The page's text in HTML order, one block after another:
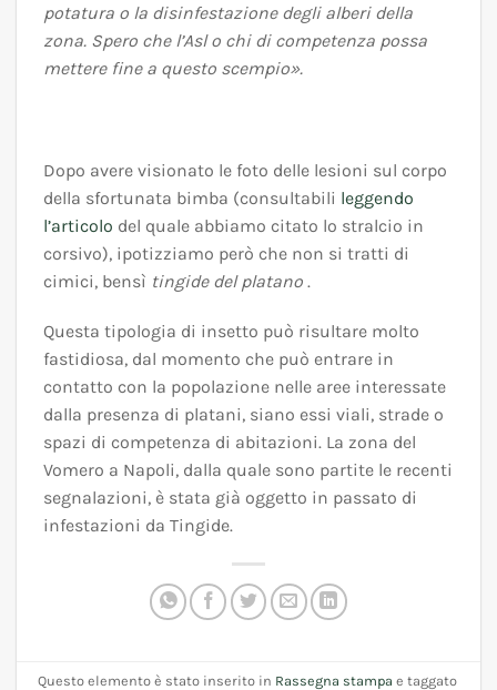
potatura o la disinfestazione degli alberi della
zona. Spero che l’Asl o chi di competenza possa
mettere fine a questo scempio».
Dopo avere visionato le foto delle lesioni sul corpo
della sfortunata bimba (consultabili leggendo
l’articolo del quale abbiamo citato lo stralcio in
corsivo), ipotizziamo però che non si tratti di
cimici, bensì tingide del platano .
Questa tipologia di insetto può risultare molto
fastidiosa, dal momento che può entrare in
contatto con la popolazione nelle aree interessate
dalla presenza di platani, siano essi viali, strade o
spazi di competenza di abitazioni. La zona del
Vomero a Napoli, dalla quale sono partite le recenti
segnalazioni, è stata già oggetto in passato di
infestazioni da Tingide.
Questo elemento è stato inserito in Rassegna stampa e taggato